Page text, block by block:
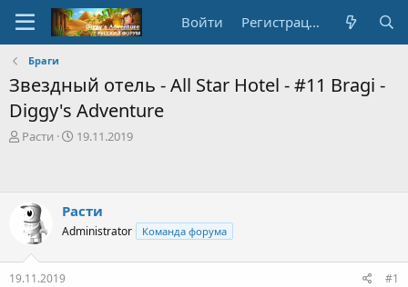
Войти Регистрация
Браги
Звездный отель - All Star Hotel - #11 Bragi -
Diggy's Adventure
А
т
е
м
ы
Расти
Д
о
з
а
19.11.2019
Расти
Administrator Команда форума
19.11.2019 #1